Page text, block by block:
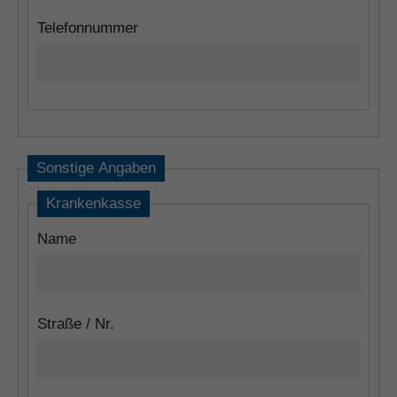
Telefonnummer
Sonstige Angaben
Krankenkasse
Name
Straße / Nr.